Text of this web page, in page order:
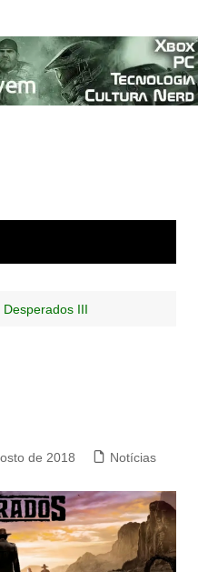
Desperados III
de 2018 Notícias